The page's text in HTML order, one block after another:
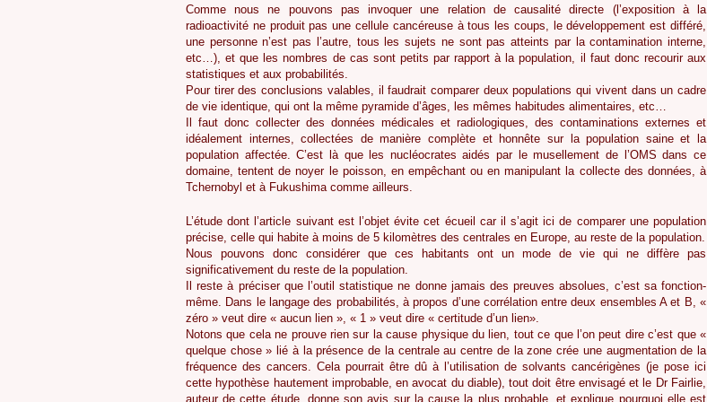
Comme nous ne pouvons pas invoquer une relation de causalité directe (l’exposition à la
radioactivité ne produit pas une cellule cancéreuse à tous les coups, le développement est différé,
une personne n’est pas l’autre, tous les sujets ne sont pas atteints par la contamination interne,
etc…), et que les nombres de cas sont petits par rapport à la population, il faut donc recourir aux
statistiques et aux probabilités.
Pour tirer des conclusions valables, il faudrait comparer deux populations qui vivent dans un cadre
de vie identique, qui ont la même pyramide d’âges, les mêmes habitudes alimentaires, etc…
Il faut donc collecter des données médicales et radiologiques, des contaminations externes et
idéalement internes, collectées de manière complète et honnête sur la population saine et la
population affectée. C’est là que les nucléocrates aidés par le musellement de l’OMS dans ce
domaine, tentent de noyer le poisson, en empêchant ou en manipulant la collecte des données, à
Tchernobyl et à Fukushima comme ailleurs.
L’étude dont l’article suivant est l’objet évite cet écueil car il s’agit ici de comparer une population
précise, celle qui habite à moins de 5 kilomètres des centrales en Europe, au reste de la population.
Nous pouvons donc considérer que ces habitants ont un mode de vie qui ne diffère pas
significativement du reste de la population.
Il reste à préciser que l’outil statistique ne donne jamais des preuves absolues, c’est sa fonction-
même. Dans le langage des probabilités, à propos d’une corrélation entre deux ensembles A et B, «
zéro » veut dire « aucun lien », « 1 » veut dire « certitude d’un lien».
Notons que cela ne prouve rien sur la cause physique du lien, tout ce que l’on peut dire c’est que «
quelque chose » lié à la présence de la centrale au centre de la zone crée une augmentation de la
fréquence des cancers. Cela pourrait être dû à l’utilisation de solvants cancérigènes (je pose ici
cette hypothèse hautement improbable, en avocat du diable), tout doit être envisagé et le Dr Fairlie,
auteur de cette étude, donne son avis sur la cause la plus probable, et explique pourquoi elle est